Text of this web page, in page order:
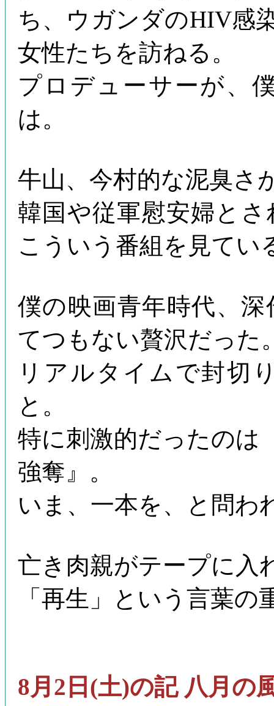
ち、ウガンダのHIV感
女性たちを訪ねる。
プロデューサーが、
は。
牛山、今村的な泥臭さ
韓国や従軍慰安婦と
こういう番組を見てい
僕の映画青年時代、
てつもない贅沢だった
リアルタイムで封切
と。
特に刺激的だったのは
強奪』。
いま、一本を、と問わ
亡き肉親がテープに入
「再生」という言葉の
8月2日(土)の記 八月の